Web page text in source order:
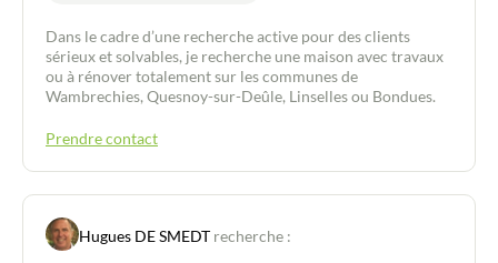
Dans le cadre d’une recherche active pour des clients
sérieux et solvables, je recherche une maison avec travaux
ou à rénover totalement sur les communes de
Wambrechies, Quesnoy-sur-Deûle, Linselles ou Bondues.
Prendre contact
Hugues DE SMEDT recherche :